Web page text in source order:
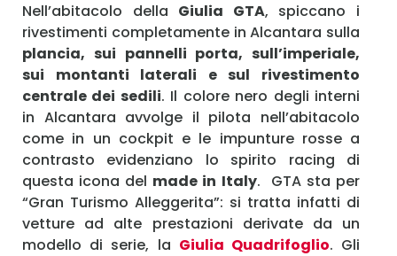
Nell’abitacolo della Giulia GTA, spiccano i
rivestimenti completamente in Alcantara sulla
plancia, sui pannelli porta, sull’imperiale,
sui montanti laterali e sul rivestimento
centrale dei sedili. Il colore nero degli interni
in Alcantara avvolge il pilota nell’abitacolo
come in un cockpit e le impunture rosse a
contrasto evidenziano lo spirito racing di
questa icona del made in Italy. GTA sta per
“Gran Turismo Alleggerita”: si tratta infatti di
vetture ad alte prestazioni derivate da un
modello di serie, la Giulia Quadrifoglio. Gli